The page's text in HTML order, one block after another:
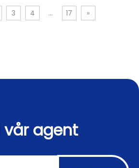
3 4 ... 17 »
vår agent